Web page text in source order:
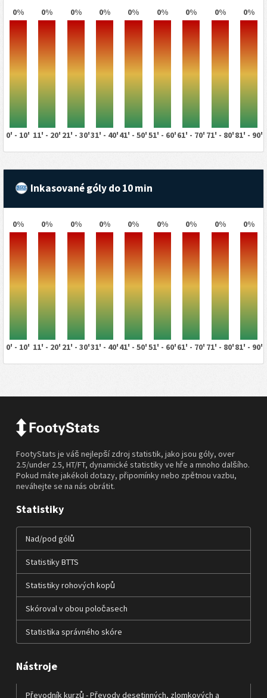
0% 0% 0% 0% 0% 0% 0% 0% 0%
0' - 10' 11' - 20' 21' - 30'31' - 40'41' - 50'51' - 60'61' - 70' 71' - 80'81' - 90'
Inkasované góly do 10 min
0% 0% 0% 0% 0% 0% 0% 0% 0%
0' - 10' 11' - 20' 21' - 30'31' - 40'41' - 50'51' - 60'61' - 70' 71' - 80'81' - 90'
FootyStats je váš nejlepší zdroj statistik, jako jsou góly, over
2.5/under 2.5, HT/FT, dynamické statistiky ve hře a mnoho dalšího.
Pokud máte jakékoli dotazy, připomínky nebo zpětnou vazbu,
neváhejte se na nás obrátit.
Statistiky
Nad/pod gólů
Statistiky BTTS
Statistiky rohových kopů
Skóroval v obou poločasech
Statistika správného skóre
Nástroje
Převodník kurzů - Převody desetinných, zlomkových a